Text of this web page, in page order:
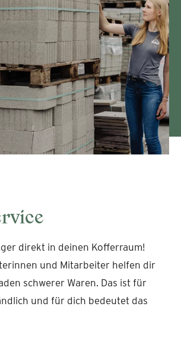
direkt in deinen Kofferraum!
und Mitarbeiter helfen dir
schwerer Waren. Das ist für
und für dich bedeutet das